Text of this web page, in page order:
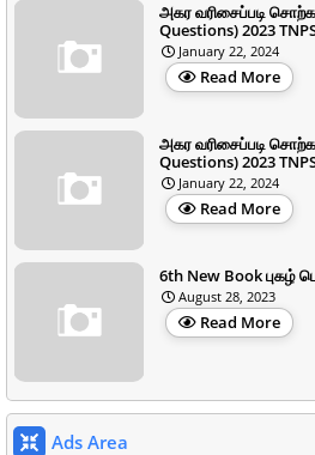
அகர வரிசைப்படி
Questions) 2023
January 22, 2024
Read More
அகர வரிசைப்படி
Questions) 2023
January 22, 2024
Read More
6th New Book புகழ்
August 28, 2023
Read More
Ads Area